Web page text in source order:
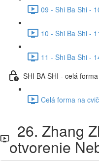
09 - Shi Ba Shi -
10 - Shi Ba Shi -
11 - Shi Ba Shi -
SHI BA SHI - celá forma
Celá forma na
26. Zhang
otvorenie